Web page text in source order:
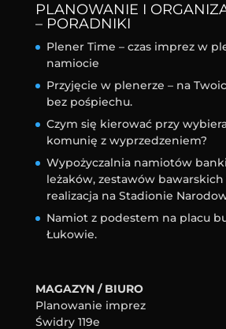
PLANOWANIE I
– PORADNIKI
Plener Time – czas imprez w
namiocie
Przyjęcie w plenerze – na
bez pośpiechu.
Czym się kierować przy
komunię z wyprzedzeniem?
Wypożyczalnia namiotów
leżaków, zestawów bawarskich
realizacja na Stadionie
Namiot z podestem na placu
Łukowie.
MAGAZYN / BIURO
Planowanie imprez
Świdry 119e